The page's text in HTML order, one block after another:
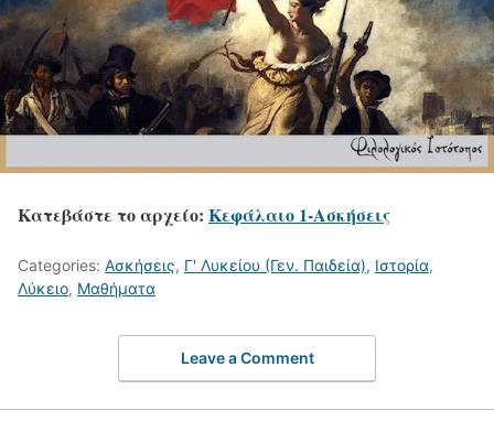
Κατεβάστε το αρχείο: Κεφάλαιο 1-Ασκήσεις
Categories: Ασκήσεις, Γ' Λυκείου (Γεν. Παιδεία), Ιστορία,
Λύκειο, Μαθήματα
Leave a Comment